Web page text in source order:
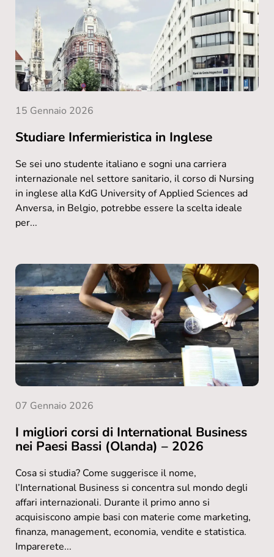
15 Gennaio 2026
Studiare Infermieristica in Inglese
Se sei uno studente italiano e sogni una carriera
internazionale nel settore sanitario, il corso di Nursing
in inglese alla KdG University of Applied Sciences ad
Anversa, in Belgio, potrebbe essere la scelta ideale
per...
07 Gennaio 2026
I migliori corsi di International Business
nei Paesi Bassi (Olanda) – 2026
Cosa si studia? Come suggerisce il nome,
l’International Business si concentra sul mondo degli
affari internazionali. Durante il primo anno si
acquisiscono ampie basi con materie come marketing,
finanza, management, economia, vendite e statistica.
Imparerete...